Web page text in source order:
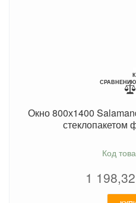
К
СРАВНЕНИЮ
Окно 800х1400
стеклопакетом
Код
1 198,32